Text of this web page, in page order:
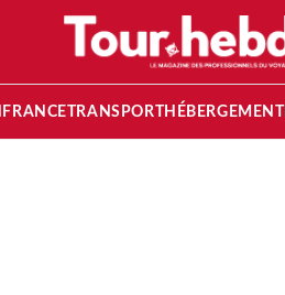
FRANCETRANSPORT HÉBERGEMENT